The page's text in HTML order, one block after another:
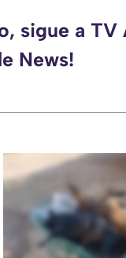
sigue a
News!